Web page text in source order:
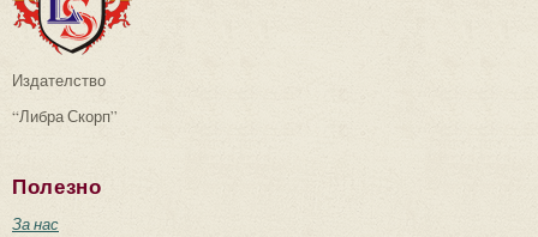
Издателство
“Либра Скорп”
Полезно
За нас